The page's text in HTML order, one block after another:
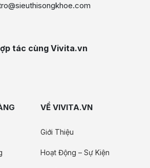
tác cùng Vivita.vn
VỀ VIVITA.VN
Giới Thiệu
Hoạt Động – Sự Kiện